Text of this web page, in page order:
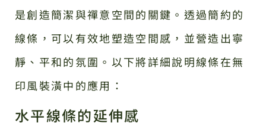
是創造簡潔與禪意空間的關鍵。透過簡約的
線條，可以有效地塑造空間感，並營造出寧
靜、平和的氛圍。以下將詳細說明線條在無
印風裝潢中的應用：
水平線條的延伸感